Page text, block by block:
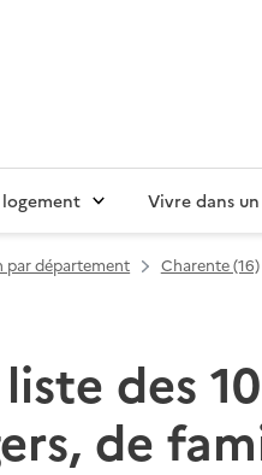
Vivre dans un
par département Charente (16)
des
de